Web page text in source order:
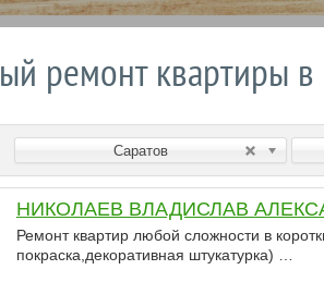
ремонт квартиры
Саратов
НИКОЛАЕВ ВЛАДИСЛАВ
Ремонт квартир любой сложности в
покраска,декоративная штукатурка) …